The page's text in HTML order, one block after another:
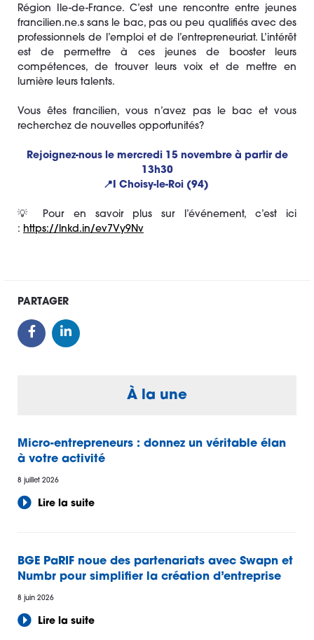
Région Ile-de-France. C’est une rencontre entre jeunes
francilien.ne.s sans le bac, pas ou peu qualifiés avec des
professionnels de l’emploi et de l’entrepreneuriat. L’intérêt
est de permettre à ces jeunes de booster leurs
compétences, de trouver leurs voix et de mettre en
lumière leurs talents.
Vous êtes francilien, vous n’avez pas le bac et vous
recherchez de nouvelles opportunités?
Rejoignez-nous le mercredi 15 novembre à partir de
13h30
📍I Choisy-le-Roi (94)
💡​ Pour en savoir plus sur l’événement, c’est ici
: https://lnkd.in/ev7Vy9Nv
PARTAGER
À la une
Micro-entrepreneurs : donnez un véritable élan
à votre activité
8 juillet 2026
Lire la suite
BGE PaRIF noue des partenariats avec Swapn et
Numbr pour simplifier la création d’entreprise
8 juin 2026
Lire la suite